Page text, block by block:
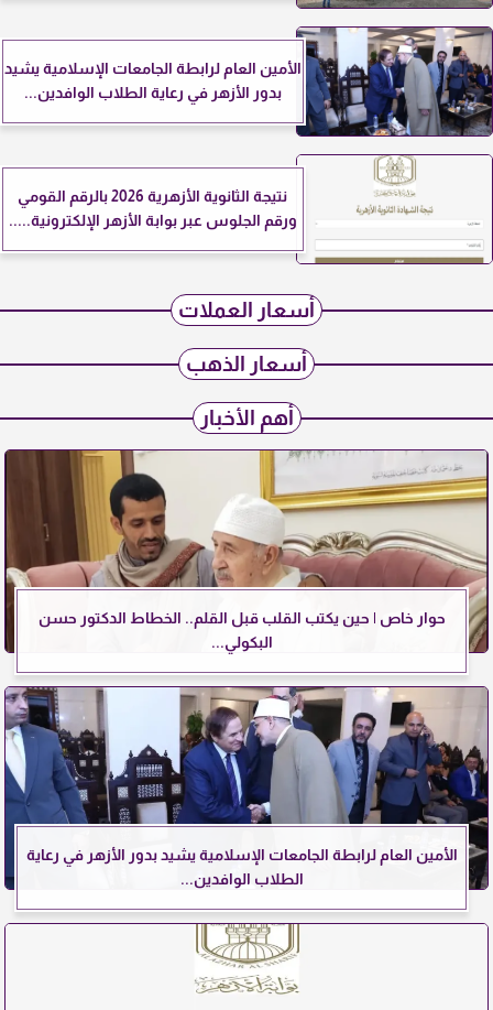
الأمين العام لرابطة الجامعات الإسلامية يشيد
بدور الأزهر في رعاية الطلاب الوافدين...
نتيجة الثانوية الأزهرية 2026 بالرقم القومي
ورقم الجلوس عبر بوابة الأزهر الإلكترونية.....
أسعار العملات
أسعار الذهب
أهم الأخبار
حوار خاص | حين يكتب القلب قبل القلم.. الخطاط الدكتور حسن
البكولي...
الأمين العام لرابطة الجامعات الإسلامية يشيد بدور الأزهر في رعاية
الطلاب الوافدين...